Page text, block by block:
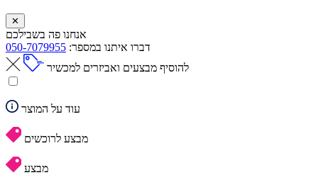
✕
אנחנו פה בשבילכם
דברו איתנו במספר: 050-7079955
להוסיף מבצעים ואביזרים למכשיר
עוד על המוצר
מבצע לרוכשים
מבצע